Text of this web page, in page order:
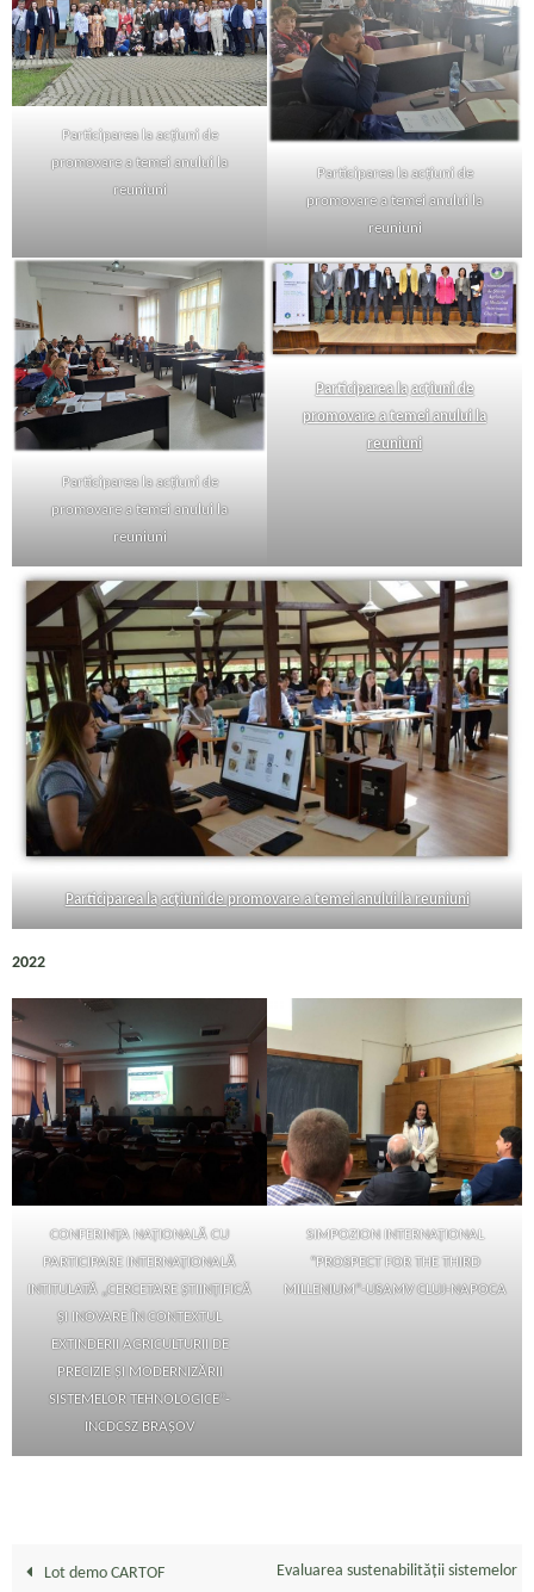
Participarea la acțiuni de
promovare a temei anului la
reuniuni
Participarea la acțiuni de
promovare a temei anului la
reuniuni
Participarea la acțiuni de
promovare a temei anului la
reuniuni
Participarea la acțiuni de
promovare a temei anului la
reuniuni
Participarea la acțiuni de promovare a temei anului la reuniuni
2022
CONFERINŢA NAŢIONALĂ CU
PARTICIPARE INTERNAŢIONALĂ
INTITULATĂ „CERCETARE ŞTIINŢIFICĂ
ŞI INOVARE ÎN CONTEXTUL
EXTINDERII AGRICULTURII DE
PRECIZIE ŞI MODERNIZĂRII
SISTEMELOR TEHNOLOGICE”-
INCDCSZ BRAȘOV
SIMPOZION INTERNAȚIONAL
“PROSPECT FOR THE THIRD
MILLENIUM”-USAMV CLUJ-NAPOCA
Lot demo CARTOF Evaluarea sustenabilității sistemelor